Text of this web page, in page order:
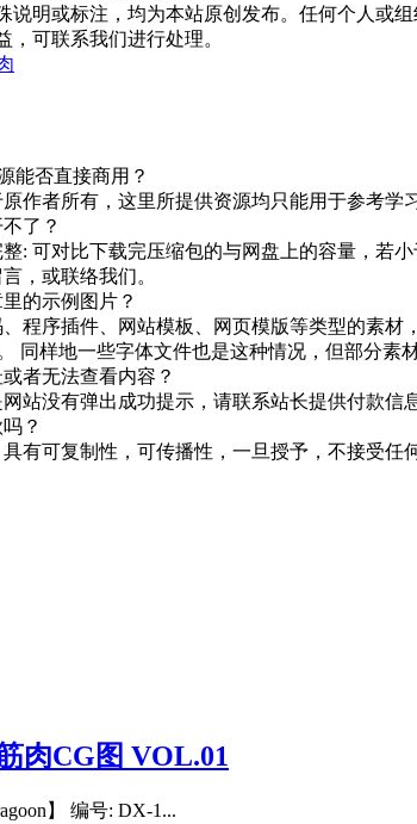
说明或标注，均为本站原创发布。任何个人或
可联系我们进行处理。
能否直接商用？
作者所有，这里所提供资源均只能用于参考
了？
: 可对比下载完压缩包的与网盘上的容量，若
，或联络我们。
的示例图片？
程序插件、网站模板、网页模版等类型的素
同样地一些字体文件也是这种情况，但部分素
者无法查看内容？
站没有弹出成功提示，请联系站长提供付款信
？
有可复制性，可传播性，一旦授予，不接受
肉CG图 VOL.01
】 编号: DX-1...